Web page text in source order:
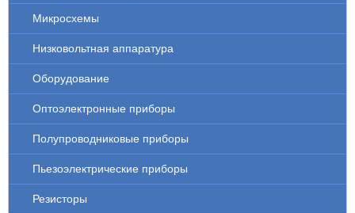
Микросхемы
Низковольтная аппаратура
Оборудование
Оптоэлектронные приборы
Полупроводниковые приборы
Пьезоэлектрические приборы
Резисторы